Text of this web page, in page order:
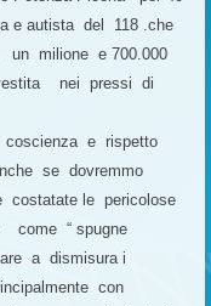
e autista del 118 .che
milione e 700.000
nei pressi di
coscienza e rispetto
se dovremmo
costatate le pericolose
come “ spugne
a dismisura i
con